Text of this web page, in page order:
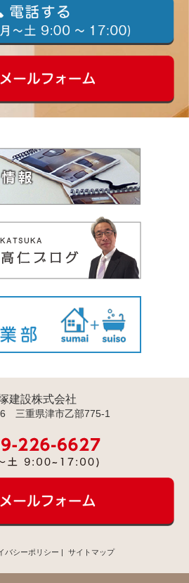
建設株式会社
三重県津市乙部775-1
バシーポリシー | サイトマップ